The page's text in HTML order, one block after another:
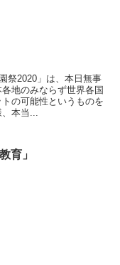
祭2020」は、本日無事
地のみならず世界各国
の可能性というものを
本当...
育」